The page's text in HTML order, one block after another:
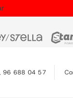
96 688 04 57